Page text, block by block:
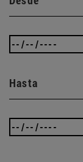
Hasta